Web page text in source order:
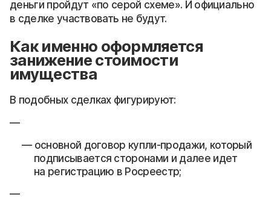
деньги пройдут «по серой схеме». И официально
в сделке участвовать не будут.
Как именно оформляется
занижение стоимости
имущества
В подобных сделках фигурируют:
основной договор купли-продажи, который
подписывается сторонами и далее идет
на регистрацию в Росреестр;